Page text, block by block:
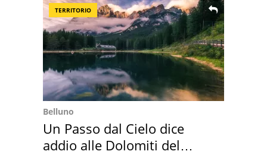
TERRITORIO
Belluno
Un Passo dal Cielo dice
addio alle Dolomiti del